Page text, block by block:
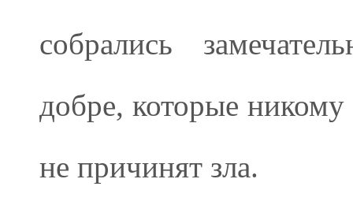
собрались
добре, которые никому
не причинят зла.